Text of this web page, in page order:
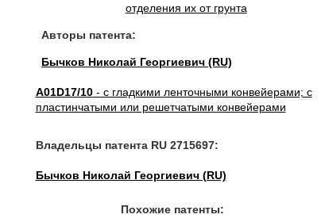
Авторы патента:
Бычков Николай Георгиевич (RU)
A01D17/10- с гладкими ленточными конвейерами; с
пластинчатыми или решетчатыми конвейерами
Владельцы патента RU 2715697:
Бычков Николай Георгиевич (RU)
Похожие патенты: